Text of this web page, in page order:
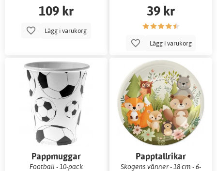
109 kr
Lägg i varukorg
39 kr
Lägg i varukorg
Pappmuggar
Football - 10-pack
Papptallrikar
Skogens vänner - 18 cm - 6-